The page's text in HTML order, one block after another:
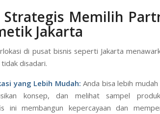
Memilih
Jakarta
di pusat bisnis seperti Jakarta
disadari.
yang Lebih Mudah: Anda bisa lebih
konsep, dan melihat sampel
ini membangun kepercayaan dan